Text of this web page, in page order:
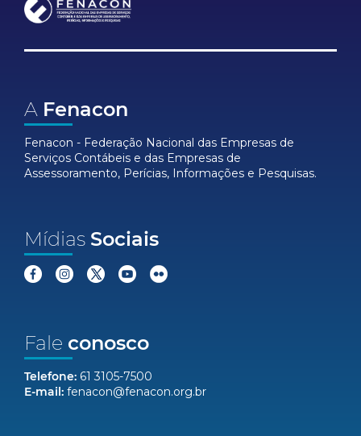
A Fenacon
Fenacon - Federação Nacional das Empresas de
Serviços Contábeis e das Empresas de
Assessoramento, Perícias, Informações e Pesquisas.
Mídias Sociais
Fale conosco
Telefone: 61 3105-7500
E-mail: fenacon@fenacon.org.br